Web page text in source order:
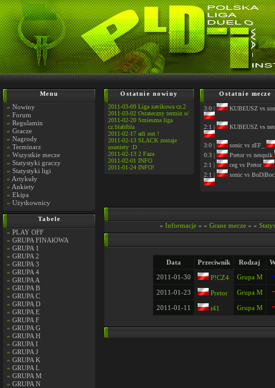
Menu
» Nowiny
» Forum
» Regulamin
» Gracze
» Nagrody
» Terminarz
» Wszystkie mecze
» Statystyki graczy
» Statystyki ligi
» Artykuły
» Ankiety
» Ekipa
» Użytkownicy
Tabele
» PLAY OFF
» GRUPA FINAłOWA
» GRUPA 1
» GRUPA 2
» GRUPA 3
» GRUPA 4
» GRUPA A
» GRUPA B
» GRUPA C
» GRUPA D
» GRUPA E
» GRUPA F
» GRUPA G
» GRUPA H
» GRUPA I
» GRUPA J
» GRUPA K
» GRUPA L
» GRUPA M
» GRUPA N
Ostatnie nowiny
2011-03-09 Liga xavikowa cz.2
2011-03-02 Ostateczny termin o/
2011-02-20 Smieszna liga
cz.blablbla
2011-02-17 adi out !
2011-02-13 SLACK zostaje
usuniety :D
2011-02-13 2 Faza
2011-02-01 INFO
2011-01-24 INFO!
Ostatnie mecze
3:0 | KUBEUSZ vs
2:1 | KUBEUSZ vs
3:0 |
sonic vs zEF_
0:3 |
Pretor vs nesquik
2:1 |
ceg vs Pretor
2:1 |
sonic vs
» Informacje « » Grane mecze « »
Data Przeciwnik Rodzaj
2011-01-30
P!CZ4 Grupa M
2011-01-23 Pretor Grupa M
2011-01-11 t41 Grupa M